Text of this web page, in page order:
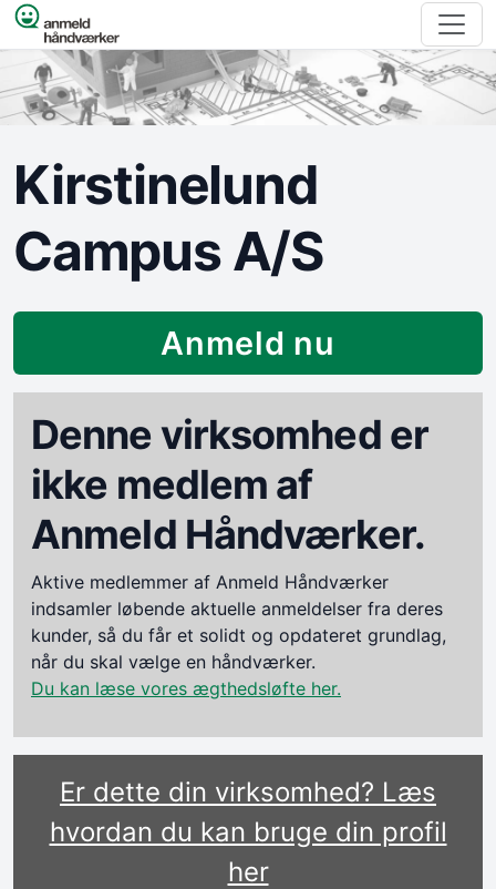
Spring til indhold
Kirstinelund
Campus A/S
Anmeld nu
Denne virksomhed er
ikke medlem af
Anmeld Håndværker.
Aktive medlemmer af Anmeld Håndværker
indsamler løbende aktuelle anmeldelser fra deres
kunder, så du får et solidt og opdateret grundlag,
når du skal vælge en håndværker.
Du kan læse vores ægthedsløfte her.
Er dette din virksomhed? Læs
hvordan du kan bruge din profil
her